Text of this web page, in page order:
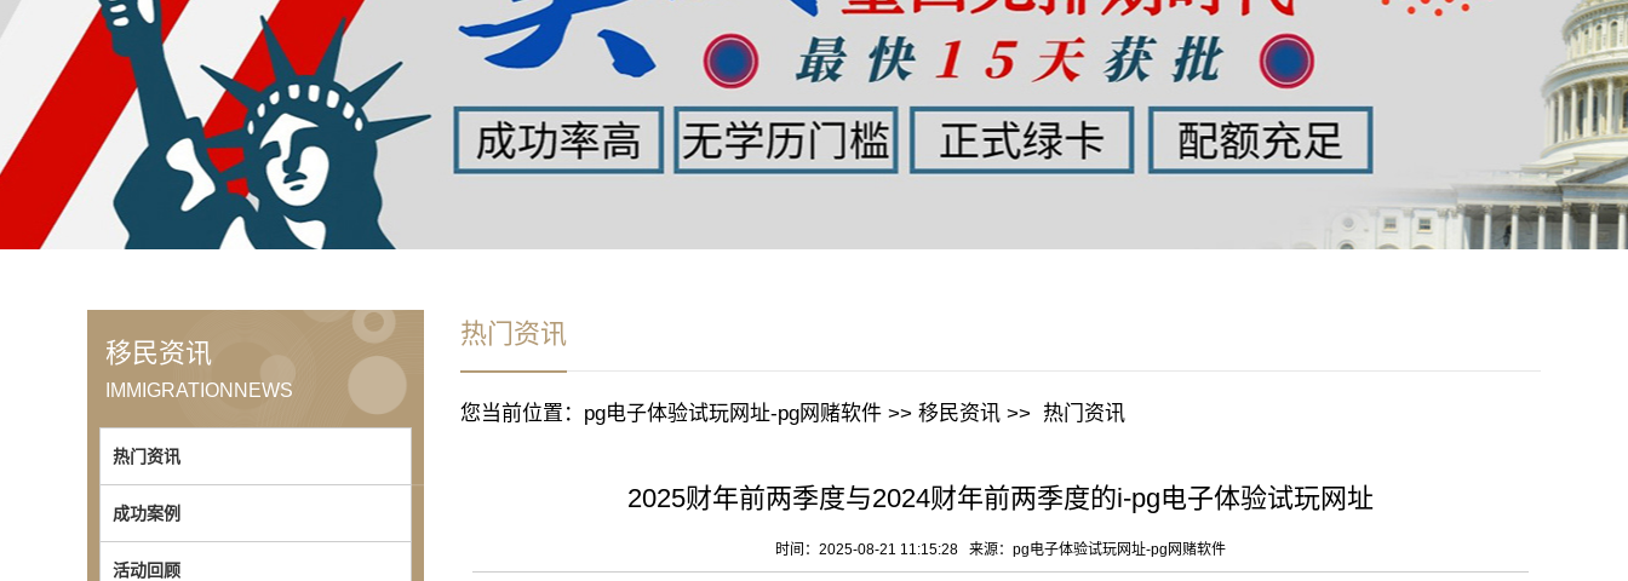
移民资讯
IMMIGRATIONNEWS
热门资讯
成功案例
活动回顾
热门资讯
您当前位置： pg电子体验试玩网址-pg网赌软件>> 移民资讯>> 热门资讯
2025财年前两季度与2024财年前两季度的i-pg电子体验试玩网址
时间：2025-08-21 11:15:28 来源： pg电子体验试玩网址-pg网赌软件